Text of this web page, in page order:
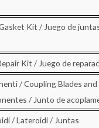
Kit / Juego de
Kit / Juego de
/ Coupling Blades
/ Junto de
/ Lateroidi / Juntas